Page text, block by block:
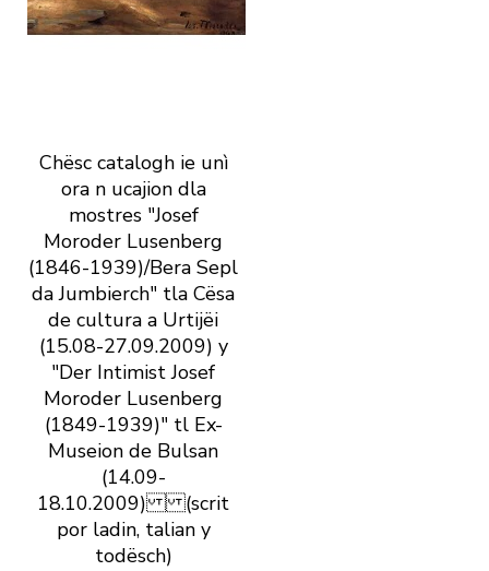
Chësc catalogh ie unì
ora n ucajion dla
mostres "Josef
Moroder Lusenberg
(1846-1939)/Bera Sepl
da Jumbierch" tla Cësa
de cultura a Urtijëi
(15.08-27.09.2009) y
"Der Intimist Josef
Moroder Lusenberg
(1849-1939)" tl Ex-
Museion de Bulsan
(14.09-
18.10.2009) (scrit
por ladin, talian y
todësch)